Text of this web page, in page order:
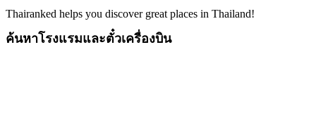
Thairanked helps you discover great places in Thailand!
ค้นหาโรงแรมและตั๋วเครื่องบิน